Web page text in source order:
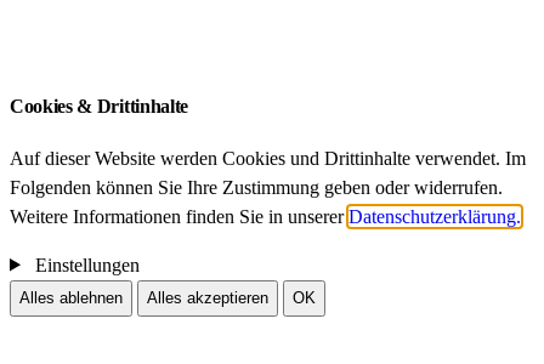
Cookies & Drittinhalte
Auf dieser Website werden Cookies und Drittinhalte verwendet. Im
Folgenden können Sie Ihre Zustimmung geben oder widerrufen.
Weitere Informationen finden Sie in unsererDatenschutzerklärung.
Einstellungen
Alles ablehnen Alles akzeptieren OK